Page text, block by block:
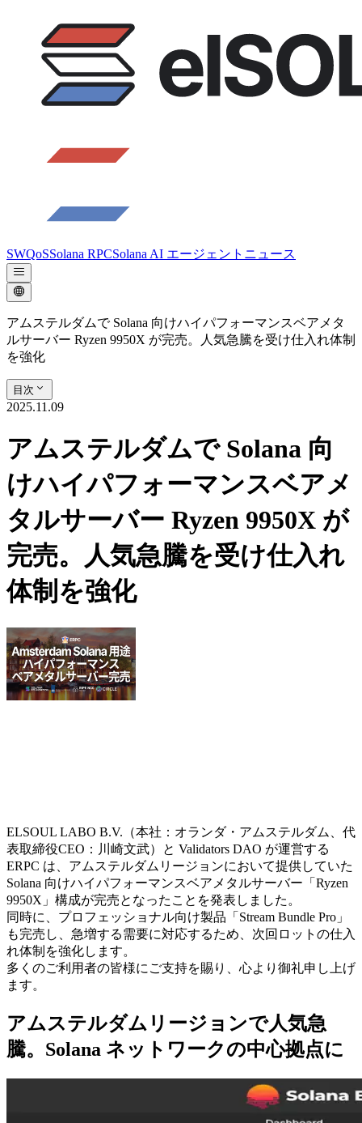
SWQoSSolana RPCSolana AI エージェント ニュース
アムステルダムで Solana 向けハイパフォーマンスベアメタ
ルサーバー Ryzen 9950X が完売。人気急騰を受け仕入れ体制
を強化
目次
2025.11.09
アムステルダムで Solana 向
けハイパフォーマンスベアメ
タルサーバー Ryzen 9950X が
完売。人気急騰を受け仕入れ
体制を強化
ELSOUL LABO B.V.（本社：オランダ・アムステルダム、代
表取締役CEO：川崎文武）と Validators DAO が運営する
ERPC は、アムステルダムリージョンにおいて提供していた
Solana 向けハイパフォーマンスベアメタルサーバー「Ryzen
9950X」構成が完売となったことを発表しました。
同時に、プロフェッショナル向け製品「Stream Bundle Pro」
も完売し、急増する需要に対応するため、次回ロットの仕入
れ体制を強化します。
多くのご利用者の皆様にご支持を賜り、心より御礼申し上げ
ます。
アムステルダムリージョンで人気急
騰。Solana ネットワークの中心拠点に